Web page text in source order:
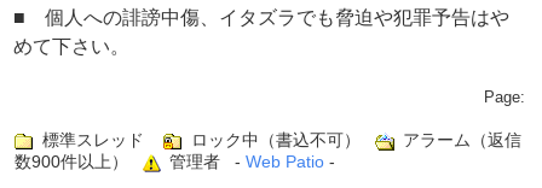
■ 個人への誹謗中傷、イタズラでも脅迫や犯罪予告はや
めて下さい。
Page:
標準スレッド ロック中（書込不可）
アラーム（返信
数900件以上）
管理者 -Web Patio -